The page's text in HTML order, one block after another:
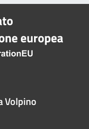
Volpino